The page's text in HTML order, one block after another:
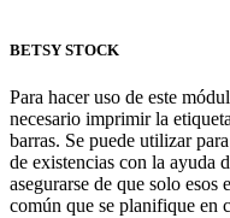
BETSY STOCK
Para hacer uso de este
necesario imprimir la
barras. Se puede utilizar
de existencias con la ayuda
asegurarse de que solo esos
común que se planifique en